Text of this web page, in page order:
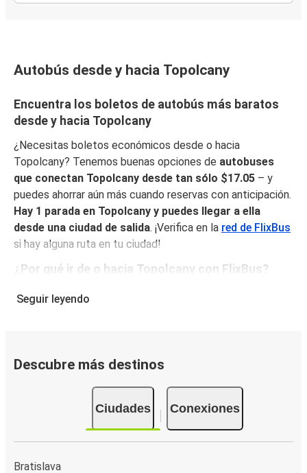
Autobús desde y hacia Topolcany
Encuentra los boletos de autobús más baratos
desde y hacia Topolcany
¿Necesitas boletos económicos desde o hacia
Topolcany? Tenemos buenas opciones de autobuses
que conectan Topolcany desde tan sólo $17.05 – y
puedes ahorrar aún más cuando reservas con anticipación.
Hay 1 parada en Topolcany y puedes llegar a ella
desde una ciudad de salida. ¡Verifica en la red de FlixBus
si hay alguna ruta en tu ciudad!
¿Por qué ir de o hacia Topolcany con FlixBus?
FlixBus combina precios bajos con comodidad para
enchufes. Escoge tu asiento favorito al reservar y viaja
equipaje de mano y una pieza de equipaje facturado.
autobús desde o hacia Topolcany
Seguir leyendo
Descubre más destinos
Ciudades Conexiones
Bratislava